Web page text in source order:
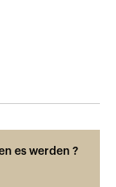
es werden ?